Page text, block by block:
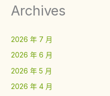
Archives
2026 年 7 月
2026 年 6 月
2026 年 5 月
2026 年 4 月